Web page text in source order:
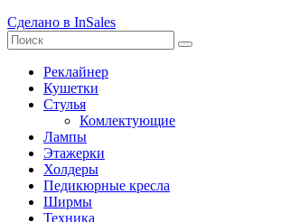
Сделано в InSales
Реклайнер
Кушетки
Стулья
Комлектующие
Лампы
Этажерки
Холдеры
Педикюрные кресла
Ширмы
Техника